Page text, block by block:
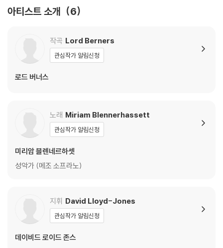
아티스트 소개 6
작곡 Lord Berners
관심작가 알림신청
로드 버너스
노래 Miriam Blennerhassett
관심작가 알림신청
미리암 블렌네르하셋
성악가 (메조 소프라노)
지휘 David Lloyd-Jones
관심작가 알림신청
데이비드 로이드 존스